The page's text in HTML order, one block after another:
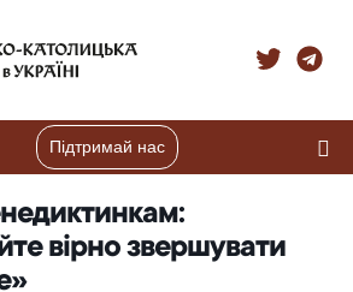
Підтримай нас
вірно звершувати